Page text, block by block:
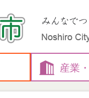
産業・